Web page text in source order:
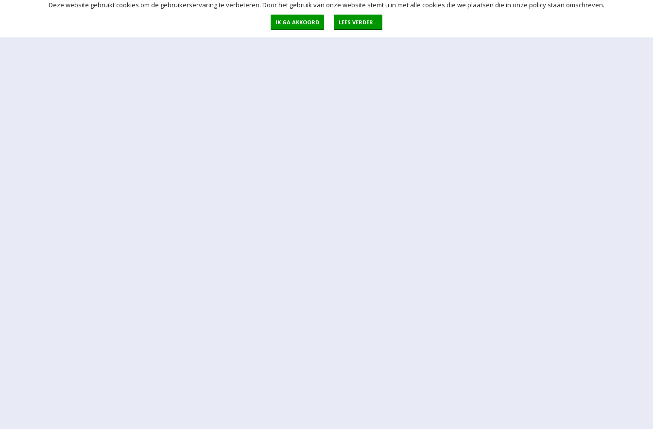
Deze website gebruikt cookies om de gebruikerservaring te verbeteren. Door het gebruik van onze website stemt u in met alle cookies die we plaatsen die in onze policy staan omschreven.
IK GA AKKOORD LEES VERDER...